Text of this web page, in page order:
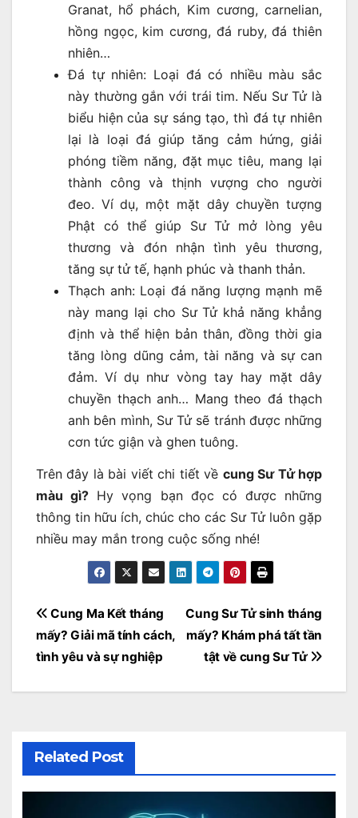
Granat, hổ phách, Kim cương, carnelian,
hồng ngọc, kim cương, đá ruby, đá thiên
nhiên…
Đá tự nhiên: Loại đá có nhiều màu sắc
này thường gắn với trái tim. Nếu Sư Tử là
biểu hiện của sự sáng tạo, thì đá tự nhiên
lại là loại đá giúp tăng cảm hứng, giải
phóng tiềm năng, đặt mục tiêu, mang lại
thành công và thịnh vượng cho người
đeo. Ví dụ, một mặt dây chuyền tượng
Phật có thể giúp Sư Tử mở lòng yêu
thương và đón nhận tình yêu thương,
tăng sự tử tế, hạnh phúc và thanh thản.
Thạch anh: Loại đá năng lượng mạnh mẽ
này mang lại cho Sư Tử khả năng khẳng
định và thể hiện bản thân, đồng thời gia
tăng lòng dũng cảm, tài năng và sự can
đảm. Ví dụ như vòng tay hay mặt dây
chuyền thạch anh… Mang theo đá thạch
anh bên mình, Sư Tử sẽ tránh được những
cơn tức giận và ghen tuông.
Trên đây là bài viết chi tiết về cung Sư Tử hợp
màu gì? Hy vọng bạn đọc có được những
thông tin hữu ích, chúc cho các Sư Tử luôn gặp
nhiều may mắn trong cuộc sống nhé!
Điều
hướng
bài
viết
Cung Sư Tử sinh tháng
mấy? Khám phá tất tần
tật về cung Sư Tử
Cung Ma Kết tháng
mấy? Giải mã tính cách,
tình yêu và sự nghiệp
Related Post